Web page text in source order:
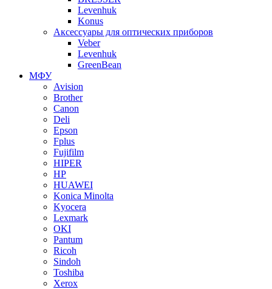
Levenhuk
Konus
Аксессуары для оптических приборов
Veber
Levenhuk
GreenBean
МФУ
Avision
Brother
Canon
Deli
Epson
Fplus
Fujifilm
HIPER
HP
HUAWEI
Konica Minolta
Kyocera
Lexmark
OKI
Pantum
Ricoh
Sindoh
Toshiba
Xerox